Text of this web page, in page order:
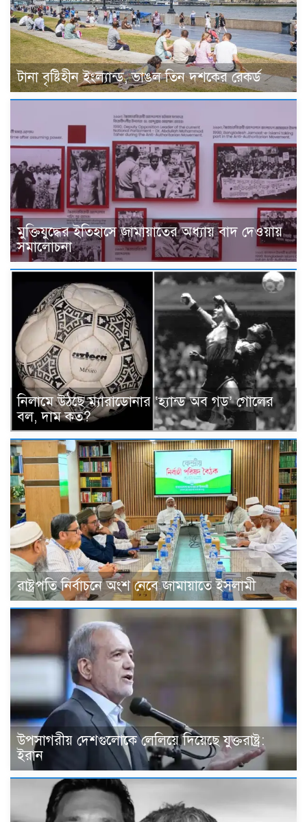
টানা বৃষ্টিহীন ইংল্যান্ড, ভাঙল তিন দশকের রেকর্ড
মুক্তিযুদ্ধের ইতিহাসে জামায়াতের অধ্যায় বাদ দেওয়ায়
সমালোচনা
নিলামে উঠছে ম্যারাডোনার ‘হ্যান্ড অব গড’ গোলের
বল, দাম কত?
রাষ্ট্রপতি নির্বাচনে অংশ নেবে জামায়াতে ইসলামী
উপসাগরীয় দেশগুলোকে লেলিয়ে দিয়েছে যুক্তরাষ্ট্র:
ইরান